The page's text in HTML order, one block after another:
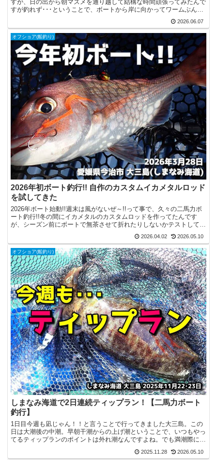
すが、日の出から朝マズメを通り越して結構な時間頑張ってみたんで
すが釣れず･･･ということで、ボートから岸に向かってワームぶん投
2026.06.07
オフショア(船釣り)
2026年初ボート釣行!! 自作のカスタムイカメタルロッド
を試してきた
2026年ボート始動!!週末は風がないぜ～!!って事で、久々の二馬力ボ
ート釣行!!冬の間にイカメタルのカスタムロッドを作ってたんです
が、シーズン前にボートで無茶させて折れたりしないかテストしてえ
な～って事でボートを出そうと思っていたんですよ...
2026.04.02 2026.05.10
オフショア(船釣り)
しまなみ海道で2日連続ティップラン！【二馬力ボート
釣行】
1日目今週も凪じゃん！！と言うことで行ってきました大三島。この
日は大潮後の中潮。早朝干潮からの上げ潮ということで、いつもやっ
てるティップランのポイントは外れ潮なんですよね。でも満潮際に青
2025.11.28 2026.05.10